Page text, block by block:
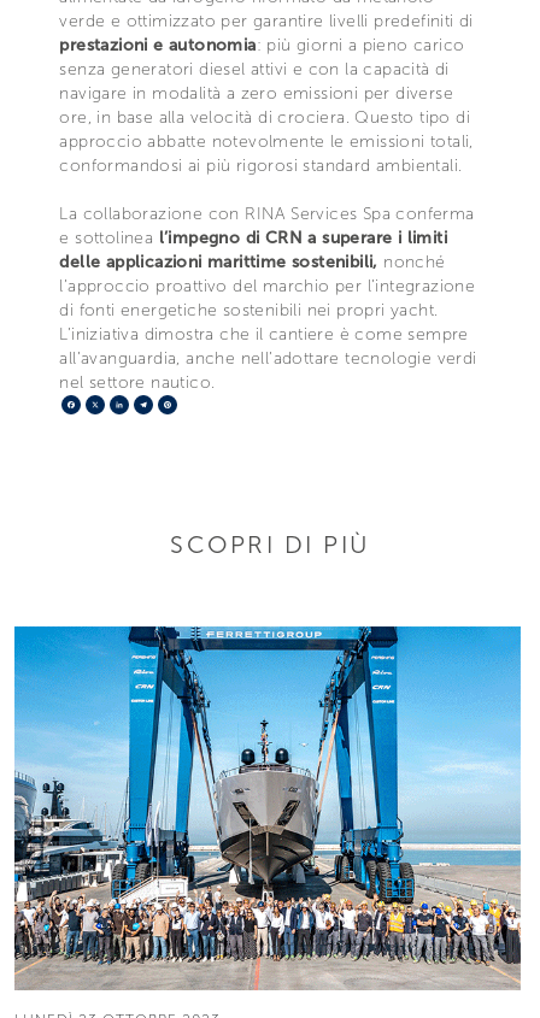
verde e ottimizzato per garantire livelli predefiniti di
prestazioni e autonomia: più giorni a pieno carico
senza generatori diesel attivi e con la capacità di
navigare in modalità a zero emissioni per diverse
ore, in base alla velocità di crociera. Questo tipo di
approccio abbatte notevolmente le emissioni totali,
conformandosi ai più rigorosi standard ambientali.
La collaborazione con RINA Services Spa conferma
e sottolinea l’impegno di CRN a superare i limiti
delle applicazioni marittime sostenibili, nonché
l’approccio proattivo del marchio per l’integrazione
di fonti energetiche sostenibili nei propri yacht.
L’iniziativa dimostra che il cantiere è come sempre
all’avanguardia, anche nell’adottare tecnologie verdi
nel settore nautico.
Facebook
X LinkedIn
Telegram
SCOPRI DI PIÙ